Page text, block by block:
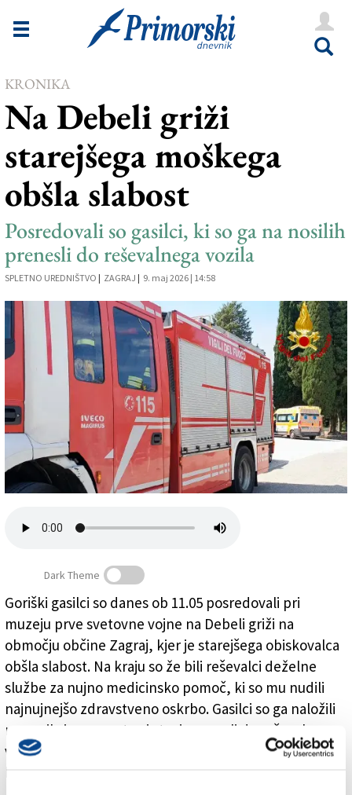
Novice
Goriška
Kultura
Šport
Še
Vreme
V Kioskih
Uredništvo
Oglasi
Zadruga PD
Naročnine
KRONIKA
Na Debeli griži
starejšega moškega
obšla slabost
Posredovali so gasilci, ki so ga na nosilih
prenesli do reševalnega vozila
SPLETNO UREDNIŠTVO | ZAGRAJ | 9. maj 2026 | 14:58
Gasilci so moškega na nosilih prenesli do reševalnega
vozila (GASILCI)
Dark Theme
Goriški gasilci so danes ob 11.05 posredovali pri
muzeju prve svetovne vojne na Debeli griži na
območju občine Zagraj, kjer je starejšega obiskovalca
obšla slabost. Na kraju so že bili reševalci deželne
službe za nujno medicinsko pomoč, ki so mu nudili
najnujnejšo zdravstveno oskrbo. Gasilci so ga naložili
na nosila in ga po strmi stezi prenesli do reševalnega
vozila, s katerim so ga nato reševalci prepeljali v
bolnišnico.